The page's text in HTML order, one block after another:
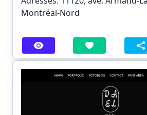
Montréal-Nord